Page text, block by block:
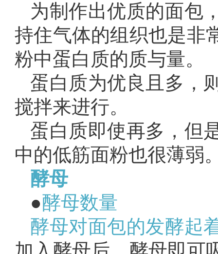
为制作出优质的面包
持住气体的组织也是非
粉中蛋白质的质与量。
蛋白质为优良且多，
搅拌来进行。
蛋白质即使再多，但
中的低筋面粉也很薄弱
酵母
●酵母数量
酵母对面包的发酵起